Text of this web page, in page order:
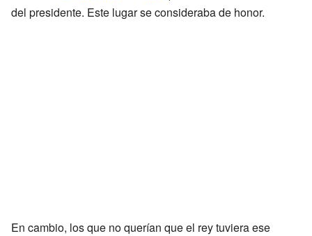
del presidente. Este lugar se consideraba de honor.
En cambio, los que no querían que el rey tuviera ese